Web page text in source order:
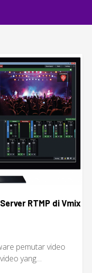
RTMP di Vmix
pemutar video
yang…